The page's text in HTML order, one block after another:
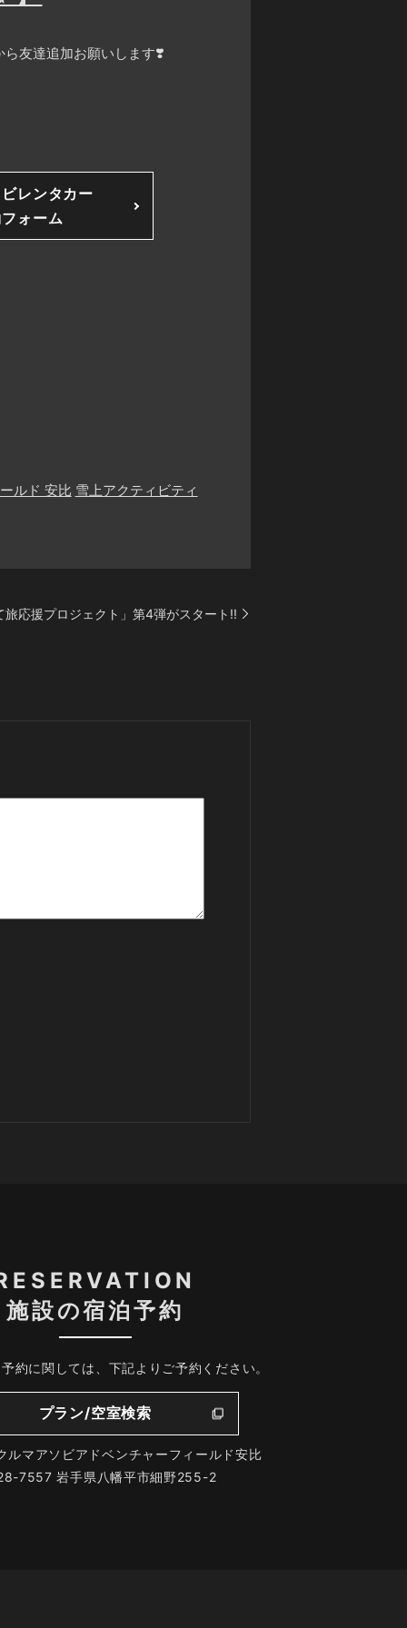
友達追加お願いします❣️
レンタカー
ォーム
ルド 安比 雪上アクティビティ
旅応援プロジェクト」第4弾がスタート!!
施設の宿泊予約
約に関しては、下記よりご予約ください。
プラン/空室検索
ルマアソビアドベンチャーフィールド安比
7557 岩手県八幡平市細野255-2